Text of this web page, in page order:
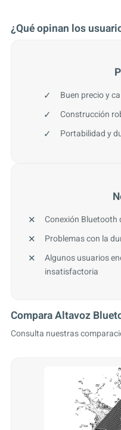
¿Qué opinan los
Buen precio y
Construcción
Portabilidad y
Conexión Bluetooth
Problemas con la
Algunos usuarios
insatisfactoria
Compara Altavoz
Consulta nuestras